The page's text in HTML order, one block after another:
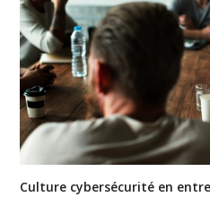
Culture cybersécurité en